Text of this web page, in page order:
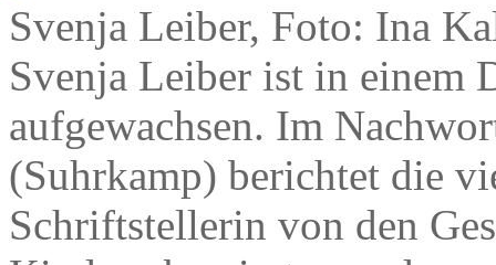
Svenja Leiber, Foto: Ina
Svenja Leiber ist in einem
aufgewachsen. Im
(Suhrkamp) berichtet die
Schriftstellerin von den